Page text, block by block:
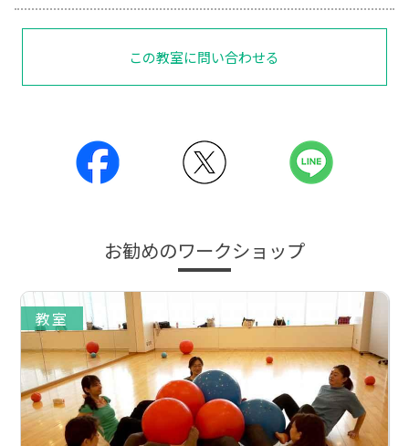
この教室に問い合わせる
お勧めのワークショップ
教室